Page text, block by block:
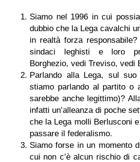
Siamo nel 1996 in cui
dubbio che la Lega cavalchi
in realtà forza
sindaci leghisti e loro
Borghezio, vedi Treviso, vedi
Parlando alla Lega, sul
stiamo parlando al partito o
sarebbe anche legittimo)?
infatti un’alleanza di poche
che la Lega molli Berlusconi
passare il federalismo.
Siamo forse in un momento
cui non c’è alcun rischio di